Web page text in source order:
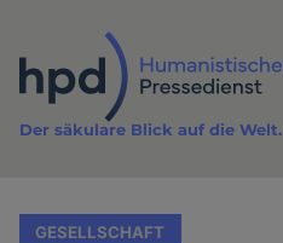
Inhalt
Der säkulare Blick auf die Welt.
GESELLSCHAFT